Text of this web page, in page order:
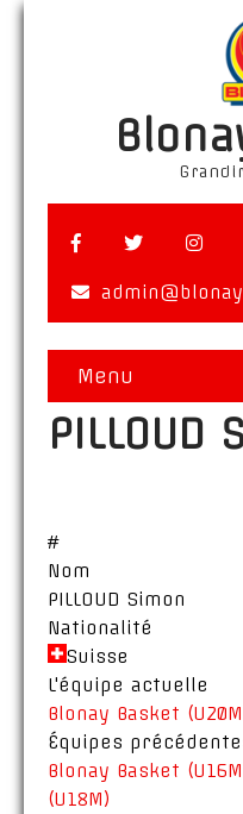
Menu
PILLOUD
#
Nom
PILLOUD Simon
Nationalité
Suisse
L'équipe actuelle
Blonay Basket
Équipes
Blonay Basket
(U18M)